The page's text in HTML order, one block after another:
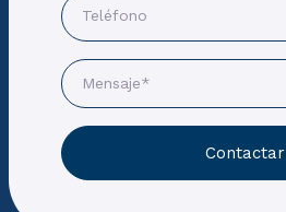
Contactar